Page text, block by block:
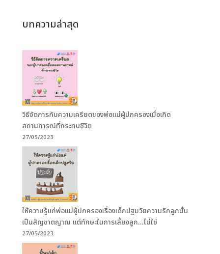
บทความล่าสุด
วิธีจัดการกับความเครียดของพ่อแม่ผู้ปกครองเมื่อเกิด
สถานการณ์ที่กระทบชีวิต
27/05/2023
ให้ความรู้แก่พ่อแม่ผู้ปกครองเรื่องเด็กปฐมวัยความรักลูกนั้น
เป็นสัญชาตญาณ แต่ทักษะในการเลี้ยงลูก…ไม่ใช่
27/05/2023